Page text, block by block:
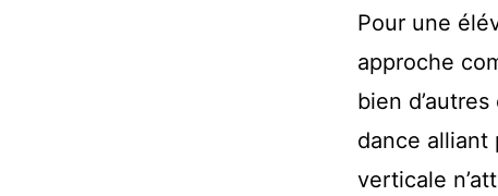
Pour une
approche
bien
dance alliant
verticale